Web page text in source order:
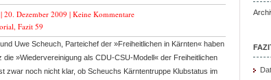
| 20. Dezember 2009 | Keine Kommentare
, Fazit 59
Uwe Scheuch, Parteichef der »Freiheitlichen in Kärnten« haben
»Wiedervereinigung als CDU-CSU-Modell« der Freiheitlichen
zwar noch nicht klar, ob Scheuchs Kärntentruppe Klubstatus im